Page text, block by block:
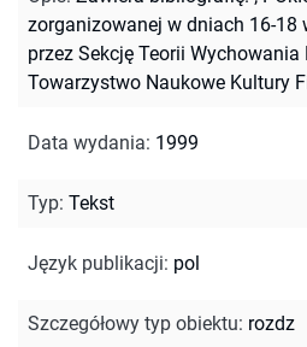
zorganizowanej w dniach 16-18
przez Sekcję Teorii
Towarzystwo Naukowe Kultury
Data wydania: 1999
Typ: Tekst
Język publikacji: pol
Szczegółowy typ obiektu: rozdz